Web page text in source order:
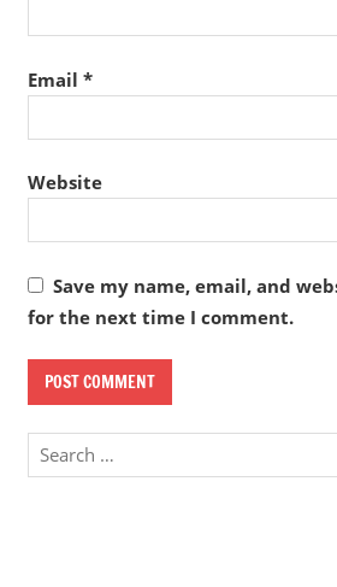
Email *
Website
Save my name, email, and
for the next time I comment.